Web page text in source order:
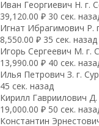
Иван Георгиевич Н. г.
39,120.00 ₽ 30 сек.
Игнат Ибрагимович Р.
8,550.00 ₽ 35 сек. назад
Игорь Сергеевич М. г.
13,990.00 ₽ 40 сек.
Илья Петрович З. г.
45 сек. назад
Кирилл Гавриилович
19,000.00 ₽ 50 сек.
Константин